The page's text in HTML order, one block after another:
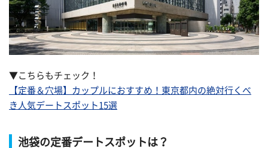
▼こちらもチェック！
【定番＆穴場】カップルにおすすめ！東京都内の絶対行くべ
き人気デートスポット15選
池袋の定番デートスポットは？